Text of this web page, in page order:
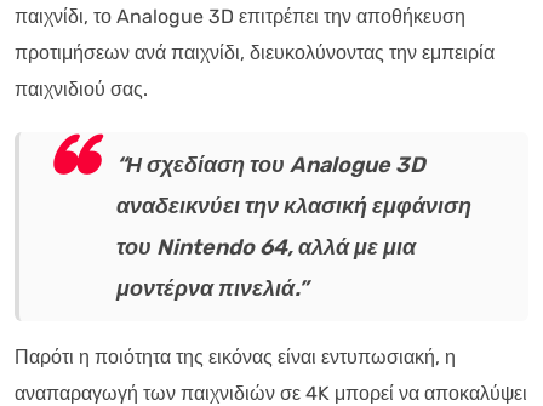
παιχνίδι, το Analogue 3D επιτρέπει την αποθήκευση
προτιμήσεων ανά παιχνίδι, διευκολύνοντας την εμπειρία
παιχνιδιού σας.
“Η σχεδίαση του Analogue 3D
αναδεικνύει την κλασική εμφάνιση
του Nintendo 64, αλλά με μια
μοντέρνα πινελιά.”
Παρότι η ποιότητα της εικόνας είναι εντυπωσιακή, η
αναπαραγωγή των παιχνιδιών σε 4K μπορεί να αποκαλύψει